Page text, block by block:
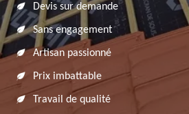
Devis sur demande
Sans engagement
Artisan passionné
Prix imbattable
Travail de qualité